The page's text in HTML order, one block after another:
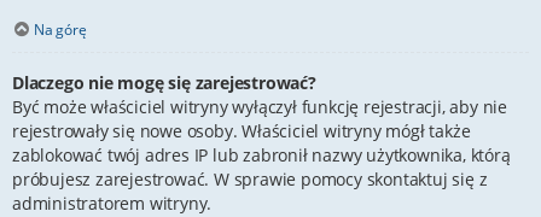
Na górę
Dlaczego nie mogę się zarejestrować?
Być może właściciel witryny wyłączył funkcję rejestracji, aby nie
rejestrowały się nowe osoby. Właściciel witryny mógł także
zablokować twój adres IP lub zabronił nazwy użytkownika, którą
próbujesz zarejestrować. W sprawie pomocy skontaktuj się z
administratorem witryny.